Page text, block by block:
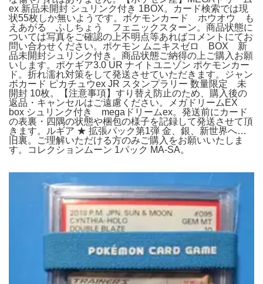
ex 新品未開封 シュリンク付き 1BOX。カード検索では現
状55枚しか無いようです。ポケモンカード ホウオウ も
えあがる ふしちょう フェニックスターン。商品状態に
ついては写真をご確認の上不明点等あればコメントにてお
問い合わせください。ポケモン ムニキスゼロ BOX 新
品未開封シュリンク付き。商品状態ご納得の上ご購入お願
いします。ポケギア3.0 UR ナイトユニゾン ポケモンカー
ド。折れ濡れ対策をして発送させていただきます。ジャン
ボカード ピカチュウex JR スタンプラリー 数量限定 未
開封 10枚。【注意事項】すり替え防止のため、購入後の
返品・キャンセルはご遠慮ください。メガドリームEX
box シュリンク付き megaドリームex。発送前にカード
の表裏・四隅の状態や梱包の様子を記録して発送させて頂
きます。ルギア ★ 拡張パック第1弾 金、銀、新世界へ…
旧裏。ご理解いただける方のみご購入をお願いいたしま
す。コレクションムーン 1パック MA-SA。